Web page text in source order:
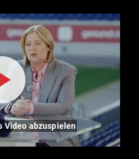
Video abzuspielen